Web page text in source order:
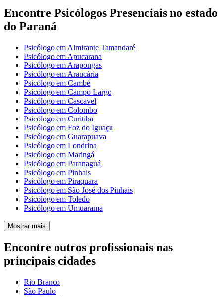
Encontre Psicólogos Presenciais no estado
do Paraná
Psicólogo em Almirante Tamandaré
Psicólogo em Apucarana
Psicólogo em Arapongas
Psicólogo em Araucária
Psicólogo em Cambé
Psicólogo em Campo Largo
Psicólogo em Cascavel
Psicólogo em Colombo
Psicólogo em Curitiba
Psicólogo em Foz do Iguaçu
Psicólogo em Guarapuava
Psicólogo em Londrina
Psicólogo em Maringá
Psicólogo em Paranaguá
Psicólogo em Pinhais
Psicólogo em Piraquara
Psicólogo em São José dos Pinhais
Psicólogo em Toledo
Psicólogo em Umuarama
Mostrar mais
Encontre outros profissionais nas
principais cidades
Rio Branco
São Paulo